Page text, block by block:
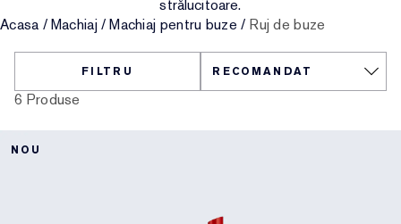
Îngrijirea buzelor
Reslilience Multi-Effect
Elemente esențiale SPF
Ultima șansă
Demachiant
Rezerve machiaj
Destinația tenului
Găsește fondul de ten
Beauty reîncărcabil
strălucitoare.
Acasa /Machiaj/ Machiaj pentru buze / Ruj de buze
FILTRU
6 Produse
NOU